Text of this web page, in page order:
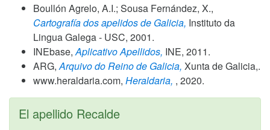
Boullón Agrelo, A.I.; Sousa Fernández, X.,
Cartografía dos apelidos de Galicia, Instituto da
Lingua Galega - USC, 2001.
INEbase, Aplicativo Apellidos, INE, 2011.
ARG, Arquivo do Reino de Galicia, Xunta de Galicia,.
www.heraldaria.com, Heraldaria, , 2020.
El apellido Recalde